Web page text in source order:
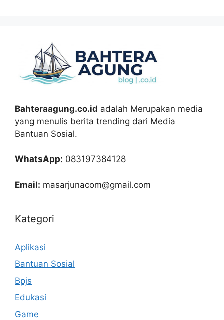
Bahteraagung.co.id adalah Merupakan media
yang menulis berita trending dari Media
Bantuan Sosial.
WhatsApp: 083197384128
Email: masarjunacom@gmail.com
Kategori
Aplikasi
Bantuan Sosial
Bpjs
Edukasi
Game